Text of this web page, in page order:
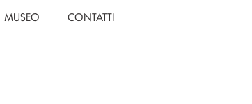
MUSEO CONTATTI